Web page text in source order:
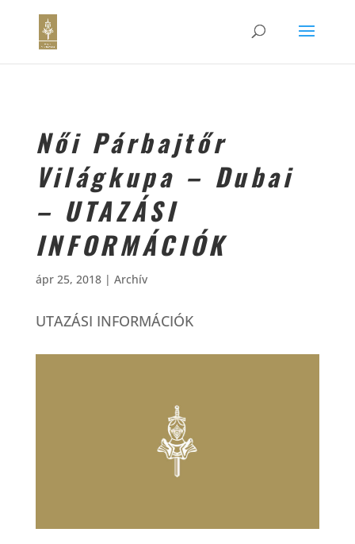
Női Párbajtőr
Világkupa – Dubai
– UTAZÁSI
INFORMÁCIÓK
ápr 25, 2018| Archív
UTAZÁSI INFORMÁCIÓK